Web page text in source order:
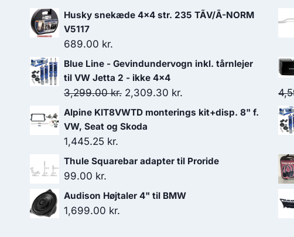
Husky snekæde 4x4 str. 235 TÃV/Ã-NORM
V5117
689.00 kr.
Blue Line - Gevindundervogn inkl. tårnlejer
til VW Jetta 2 - ikke 4x4
3,299.00kr. Den
oprindelige
pris
3,299.00 kr..
2,309.30 kr.
aktuelle
2,309.30 kr..
Alpine KIT8VWTD monterings kit+disp. 8" f.
VW, Seat og Skoda
1,445.25 kr.
Thule Squarebar adapter til Proride
99.00 kr.
Audison Højtaler 4" til BMW
1,699.00 kr.